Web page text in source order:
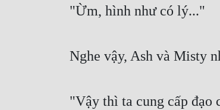
"Ừm, hình như có lý..."
Nghe vậy, Ash và Misty
"Vậy thì ta cung cấp đạo